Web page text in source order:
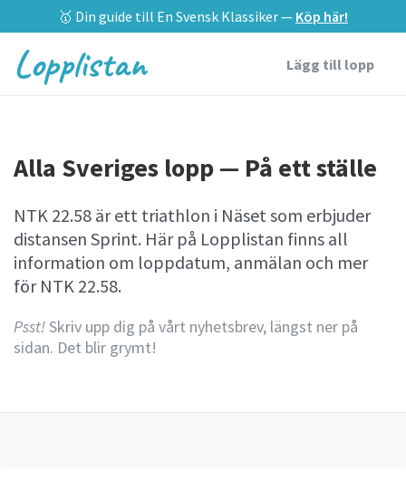
🥇 Din guide till En Svensk Klassiker — Köp här!
Lopplistan Lägg till lopp
Alla Sveriges lopp — På ett ställe
NTK 22.58 är ett triathlon i Näset som erbjuder
distansen Sprint. Här på Lopplistan finns all
information om loppdatum, anmälan och mer
för NTK 22.58.
Psst!Skriv upp dig på vårt nyhetsbrev, längst ner på
sidan. Det blir grymt!